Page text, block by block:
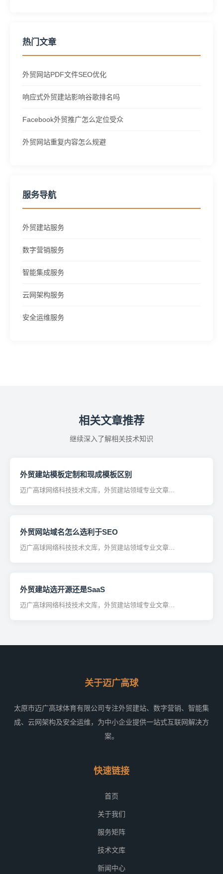
热门文章
外贸网站PDF文件SEO优化
响应式外贸建站影响谷歌排名吗
Facebook外贸推广怎么定位受众
外贸网站重复内容怎么规避
服务导航
外贸建站服务
数字营销服务
智能集成服务
云网架构服务
安全运维服务
相关文章推荐
继续深入了解相关技术知识
外贸建站模板定制和现成模板区别
迈广高球网络科技技术文库，外贸建站领域专业文章...
外贸网站域名怎么选利于SEO
迈广高球网络科技技术文库，外贸建站领域专业文章...
外贸建站选开源还是SaaS
迈广高球网络科技技术文库，外贸建站领域专业文章...
关于迈广高球
太原市迈广高球体育有限公司专注外贸建站、数字营销、智能集
成、云网架构及安全运维，为中小企业提供一站式互联网解决方
案。
快速链接
首页
关于我们
服务矩阵
技术文库
新闻中心